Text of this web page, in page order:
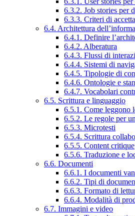
6.3.2. Job stories per
6.3.3. Criteri di
6.4. Architettura
6.4.1. Definire
6.4.2. Alberatura
6.4.3. Flussi di
6.4.4. Sistemi di
6.4.5. Tipologie di
6.4.6. Ontologie e
6.4.7. Vocabolari
6.5. Scrittura e linguaggio
6.5.1. Come leggono
6.5.2. Le regole per
6.5.3. Microtesti
6.5.4. Scrittura
6.5.5. Content critique
6.5.6. Traduzione e
6.6. Documenti
6.6.1. I documenti
6.6.2. Tipi di
6.6.3. Formato di
6.6.4. Modalità di
6.7. Immagini e video